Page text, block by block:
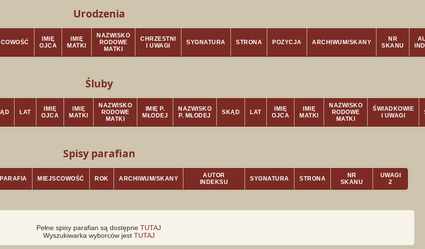
Urodzenia
IMIĘ
OJCA
IMIĘ
MATKI
NAZWISKO
RODOWE
MATKI
CHRZESTNI
I UWAGI
SYGNATURA STRONA POZYCJA ARCHIWUM/SKANY
NR
SKANU
Śluby
LAT
IMIĘ
OJCA
IMIĘ
MATKI
NAZWISKO
RODOWE
MATKI
IMIĘ P.
MŁODEJ
NAZWISKO
P. MŁODEJ
SKĄD LAT
IMIĘ
OJCA
IMIĘ
MATKI
NAZWISKO
RODOWE
MATKI
ŚWIADKOWIE
I UWAGI
Spisy parafian
PARAFIA MIEJSCOWOŚĆ ROK ARCHIWUM/SKANY
AUTOR
INDEKSU
SYGNATURA STRONA
NR
SKANU
UWAGI
2
Pełne spisy parafian są dostępneTUTAJ
Wyszukiwarka wyborców jest TUTAJ